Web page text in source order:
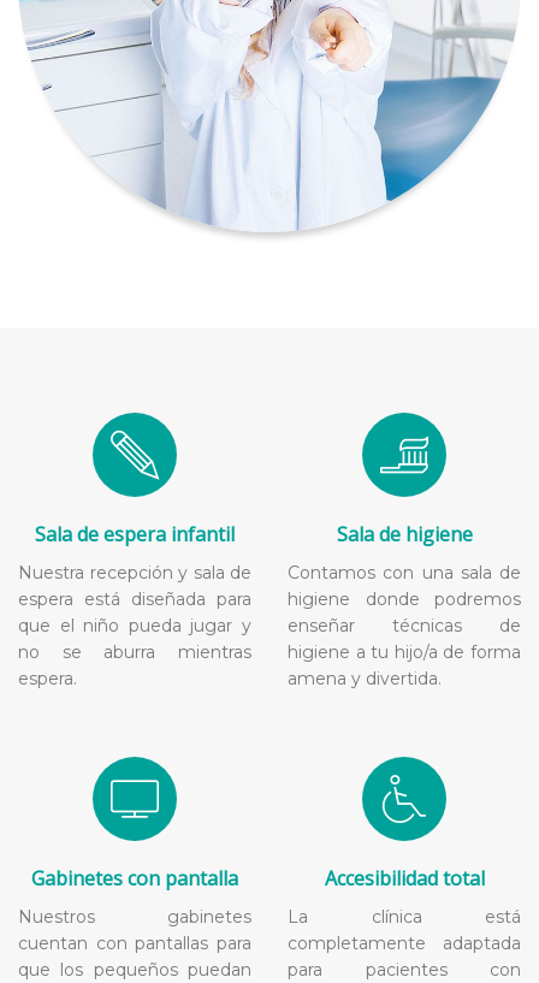
Sala de espera infantil
Nuestra recepción y sala de
espera está diseñada para
que el niño pueda jugar y
no se aburra mientras
espera.
Sala de higiene
Contamos con una sala de
higiene donde podremos
enseñar técnicas de
higiene a tu hijo/a de forma
amena y divertida.
Gabinetes con pantalla
Nuestros gabinetes
cuentan con pantallas para
que los pequeños puedan
Accesibilidad total
La clínica está
completamente adaptada
para pacientes con